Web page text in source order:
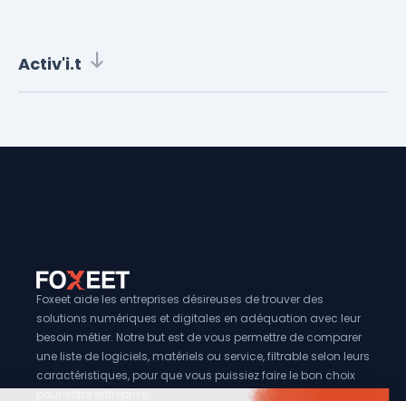
Activ'i.t
Foxeet aide les entreprises désireuses de trouver des
solutions numériques et digitales en adéquation avec leur
besoin métier. Notre but est de vous permettre de comparer
une liste de logiciels, matériels ou service, filtrable selon leurs
caractéristiques, pour que vous puissiez faire le bon choix